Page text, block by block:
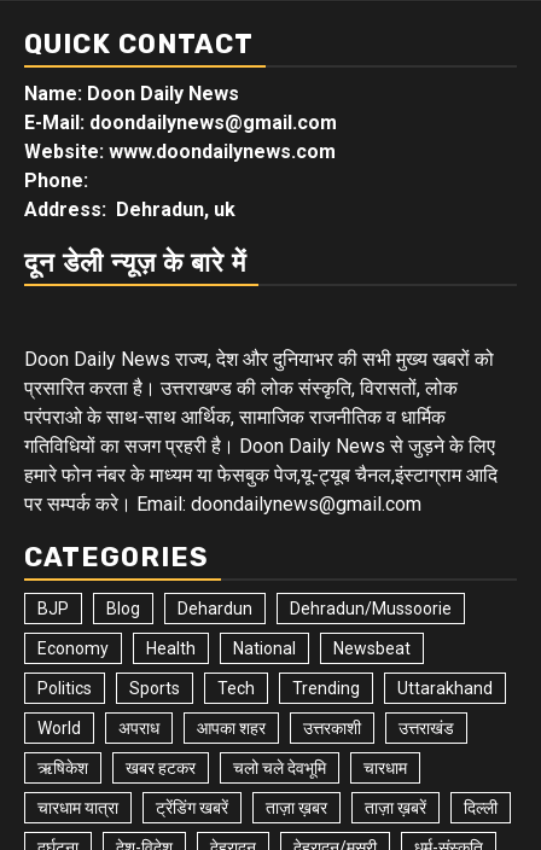
QUICK CONTACT
Name: Doon Daily News
E-Mail: doondailynews@gmail.com
Website: www.doondailynews.com
Phone:
Address: Dehradun, uk
दून डेली न्यूज़ के बारे में
Doon Daily News राज्य, देश और दुनियाभर की सभी मुख्य खबरों को
प्रसारित करता है। उत्तराखण्ड की लोक संस्कृति, विरासतों, लोक
परंपराओ के साथ-साथ आर्थिक, सामाजिक राजनीतिक व धार्मिक
गतिविधियों का सजग प्रहरी है। Doon Daily News से जुड़ने के लिए
हमारे फोन नंबर के माध्यम या फेसबुक पेज,यू-ट्यूब चैनल,इंस्टाग्राम आदि
पर सम्पर्क करे। Email: doondailynews@gmail.com
CATEGORIES
BJP Blog Dehardun Dehradun/Mussoorie
Economy Health National Newsbeat
Politics Sports Tech Trending Uttarakhand
World अपराध आपका शहर उत्तरकाशी उत्तराखंड
ऋषिकेश खबर हटकर चलो चले देवभूमि चारधाम
चारधाम यात्रा ट्रेंडिंग खबरें ताज़ा ख़बर ताज़ा ख़बरें दिल्ली